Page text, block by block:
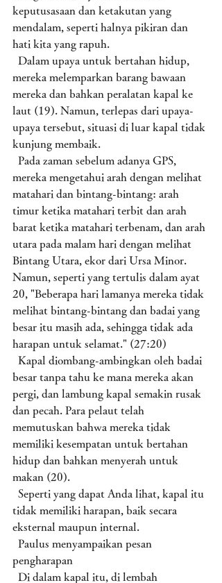
keputusasaan dan ketakutan yang
mendalam, seperti halnya pikiran dan
hati kita yang rapuh.
mereka melemparkan barang bawaan
mereka dan bahkan peralatan kapal ke
laut (19). Namun, terlepas dari upaya-
upaya tersebut, situasi di luar kapal tidak
kunjung membaik.
mereka mengetahui arah dengan melihat
matahari dan bintang-bintang: arah
timur ketika matahari terbit dan arah
barat ketika matahari terbenam, dan arah
utara pada malam hari dengan melihat
Bintang Utara, ekor dari Ursa Minor.
Namun, seperti yang tertulis dalam ayat
20, "Beberapa hari lamanya mereka tidak
melihat bintang-bintang dan badai yang
besar itu masih ada, sehingga tidak ada
harapan untuk selamat." (27:20)
besar tanpa tahu ke mana mereka akan
pergi, dan lambung kapal semakin rusak
dan pecah. Para pelaut telah
memutuskan bahwa mereka tidak
memiliki kesempatan untuk bertahan
hidup dan bahkan menyerah untuk
makan (20).
tidak memiliki harapan, baik secara
eksternal maupun internal.
pengharapan